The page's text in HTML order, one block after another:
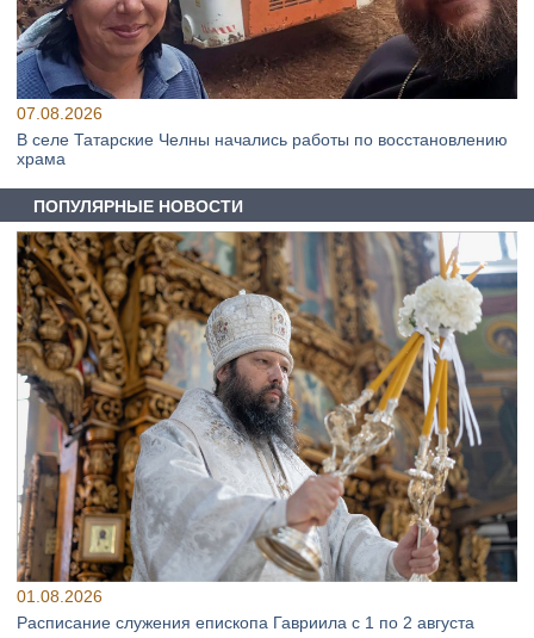
07.08.2026
В селе Татарские Челны начались работы по восстановлению
храма
ПОПУЛЯРНЫЕ НОВОСТИ
01.08.2026
Расписание служения епископа Гавриила с 1 по 2 августа